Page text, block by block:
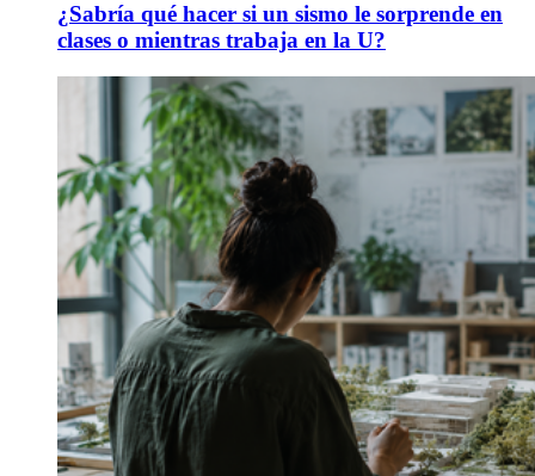
¿Sabría qué hacer si un sismo le sorprende en
clases o mientras trabaja en la U?